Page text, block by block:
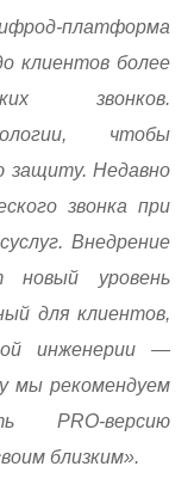
платформа
клиентов более
звонков.
чтобы
защиту. Недавно
звонка при
Внедрение
новый уровень
для клиентов,
инженерии —
мы рекомендуем
PRO-версию
близким».